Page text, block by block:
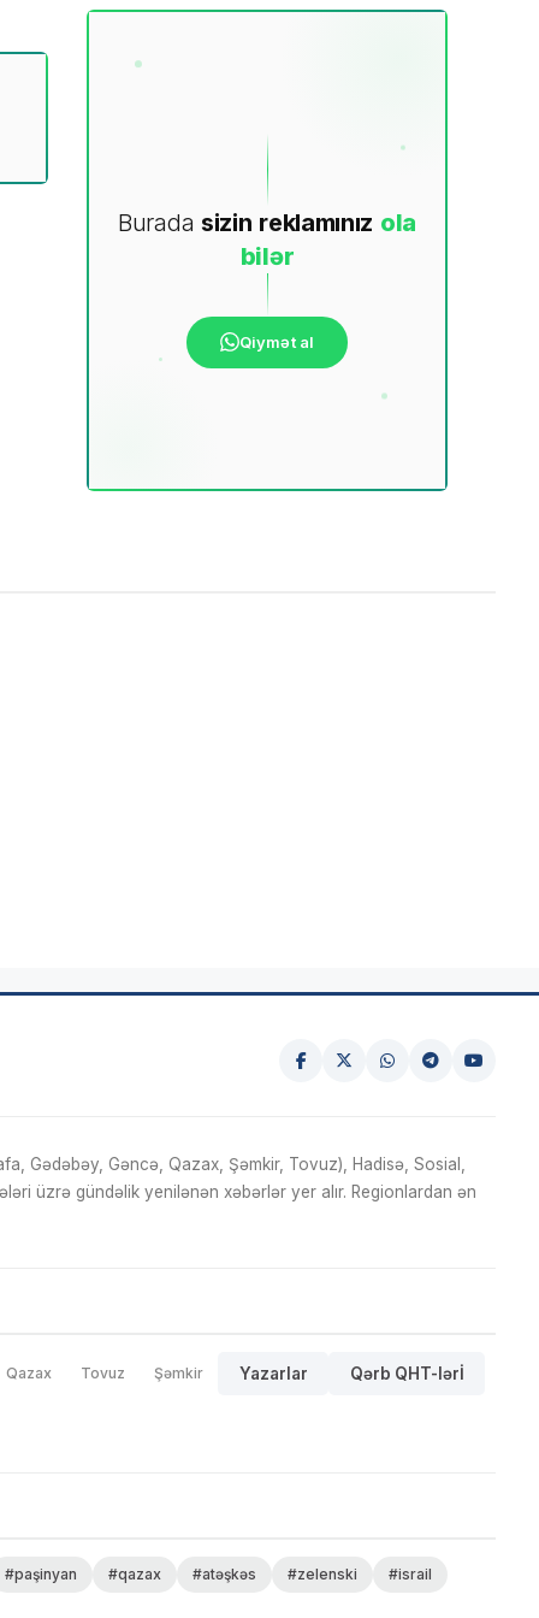
Burada sizin reklamınız ola
bilər
Qiymət al
Gədəbəy, Gəncə, Qazax, Şəmkir, Tovuz), Hadisə, Sosial,
üzrə gündəlik yenilənən xəbərlər yer alır. Regionlardan ən
Qazax Tovuz Şəmkir Yazarlar Qərb QHT-lərİ
#paşinyan #qazax #atəşkəs #zelenski
#israil